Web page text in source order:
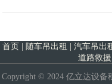
首页 | 随车吊出租 | 汽车吊出
道路救
Copyright © 2024 亿立达设备